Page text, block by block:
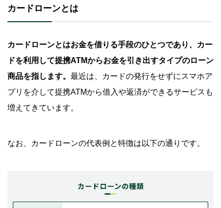
カードローンとは
カードローンとはお金を借りる手段のひとつであり、カー
ドを利用して提携ATMからお金を引き出すタイプのローン
商品を指します。 最近は、カードの発行をせずにスマホア
プリを介して提携ATMから借入や返済ができるサービスも
増えてきています。
なお、カードローンの代表例と特徴は以下の通りです。